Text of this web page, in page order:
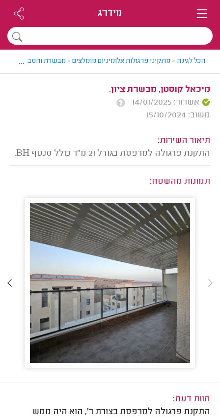
מידרג
הכל לגינה > מתקיני פרגולות אלומיניום מומלצים> מבשרת והסביבה >
...
מיכאל קוסטן, מבשרת ציון.
אשרור: 14/01/2025
משוב: 15/10/2024
תיאור השירות:
התקנת פרגולה למרפסת בגודל 21 מ"ר כולל סנטף BH.
תמונות מהשטח:
חוות דעת:
התקנת פרגולה למרפסת בצורת ר', הוא היה ממש